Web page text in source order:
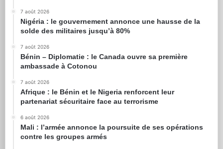
7 août 2026
Nigéria : le gouvernement annonce une hausse de la
solde des militaires jusqu’à 80%
7 août 2026
Bénin – Diplomatie : le Canada ouvre sa première
ambassade à Cotonou
7 août 2026
Afrique : le Bénin et le Nigeria renforcent leur
partenariat sécuritaire face au terrorisme
6 août 2026
Mali : l’armée annonce la poursuite de ses opérations
contre les groupes armés